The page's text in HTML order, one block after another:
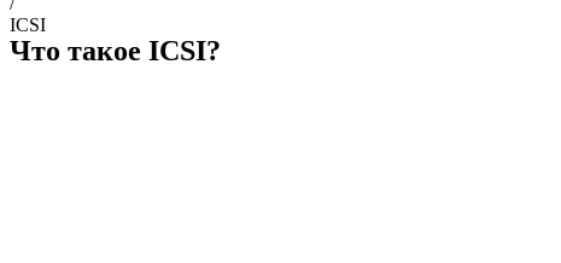
ICSI
Что такое ICSI?